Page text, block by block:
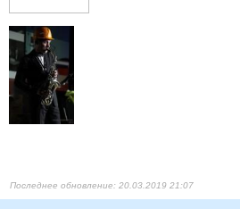
20.03.2019 21:07